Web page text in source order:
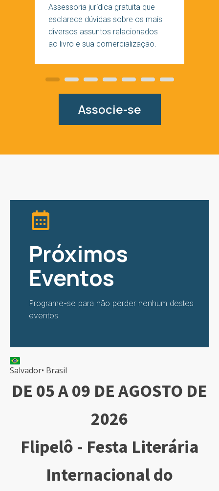
Assessoria jurídica gratuita que
esclarece dúvidas sobre os mais
diversos assuntos relacionados
ao livro e sua comercialização.
Slide Slide Slide Slide Slide Slide Slide
Associe-se
Próximos
Eventos
Programe-se para não perder nenhum destes
eventos
Salvador• Brasil
DE 05 A 09 DE AGOSTO DE
2026
Flipelô - Festa Literária
Internacional do